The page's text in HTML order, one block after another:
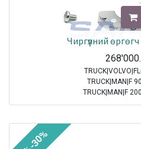
Чиргүүлний
TRUCK|MAN|F
TRUCK|MAN|F
TRUCK|MAN|M